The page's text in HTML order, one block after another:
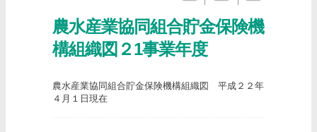
農水産業協同組合貯金保険機
構組織図２1事業年度
農水産業協同組合貯金保険機構組織図 平成２２年
４月１日現在